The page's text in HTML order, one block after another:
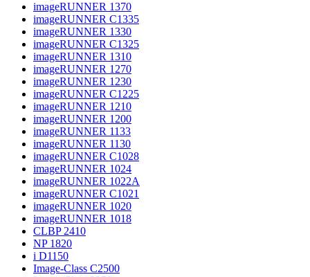
imageRUNNER 1370
imageRUNNER C1335
imageRUNNER 1330
imageRUNNER C1325
imageRUNNER 1310
imageRUNNER 1270
imageRUNNER 1230
imageRUNNER C1225
imageRUNNER 1210
imageRUNNER 1200
imageRUNNER 1133
imageRUNNER 1130
imageRUNNER C1028
imageRUNNER 1024
imageRUNNER 1022A
imageRUNNER C1021
imageRUNNER 1020
imageRUNNER 1018
CLBP 2410
NP 1820
i D1150
Image-Class C2500